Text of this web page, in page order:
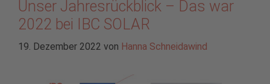
Unser Jahresrückblick – Das war
2022 bei IBC SOLAR
19. Dezember 2022 von Hanna Schneidawind